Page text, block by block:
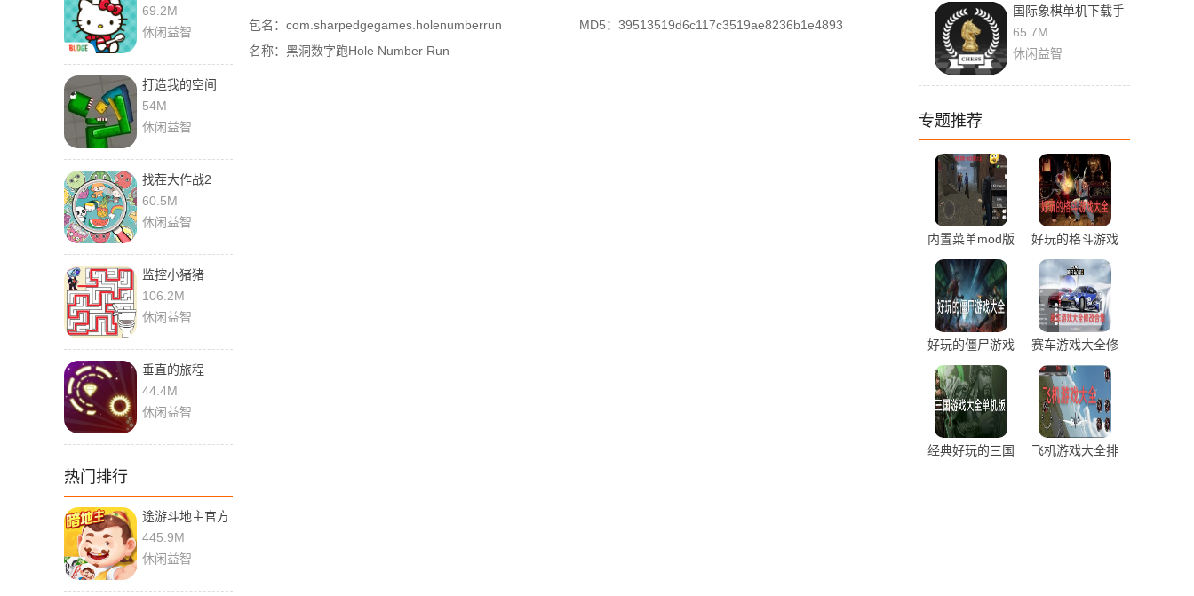
便当
69.2M
休闲益智
打造我的空间
54M
休闲益智
找茬大作战2
60.5M
休闲益智
监控小猪猪
106.2M
休闲益智
垂直的旅程
44.4M
休闲益智
热门排行
途游斗地主官方
版
445.9M
休闲益智
包名：com.sharpedgegames.holenumberrun
MD5：39513519d6c117c3519ae8236b1e4893
名称：黑洞数字跑Hole Number Run
国际象棋单机下载手
机版
65.7M
休闲益智
专题推荐
内置菜单mod版
游戏大全最新推
荐
好玩的格斗游戏
大全排行推荐
好玩的僵尸游戏
大全免费推荐
赛车游戏大全修
改版合集
经典好玩的三国
飞机游戏大全排